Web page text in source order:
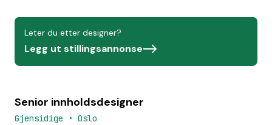
Leter du etter designer?
Legg ut stillingsannonse
Senior innholdsdesigner
Gjensidige • Oslo